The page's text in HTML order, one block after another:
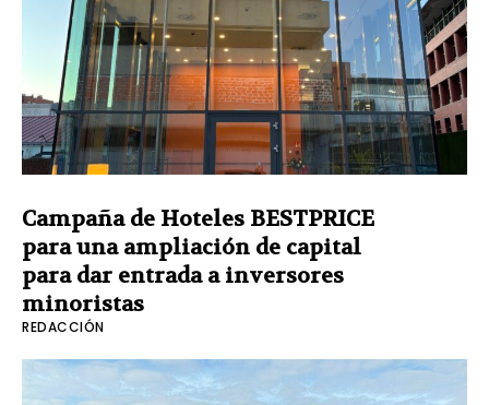
Campaña de Hoteles BESTPRICE
para una ampliación de capital
para dar entrada a inversores
minoristas
REDACCIÓN